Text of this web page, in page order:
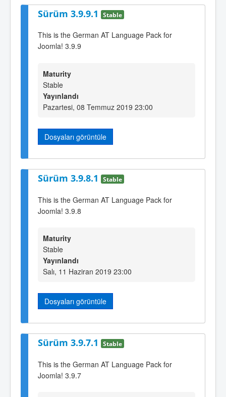
Sürüm 3.9.9.1 Stable
This is the German AT Language Pack for
Joomla! 3.9.9
Maturity
Stable
Yayınlandı
Pazartesi, 08 Temmuz 2019 23:00
Dosyaları görüntüle
Sürüm 3.9.8.1 Stable
This is the German AT Language Pack for
Joomla! 3.9.8
Maturity
Stable
Yayınlandı
Salı, 11 Haziran 2019 23:00
Dosyaları görüntüle
Sürüm 3.9.7.1 Stable
This is the German AT Language Pack for
Joomla! 3.9.7